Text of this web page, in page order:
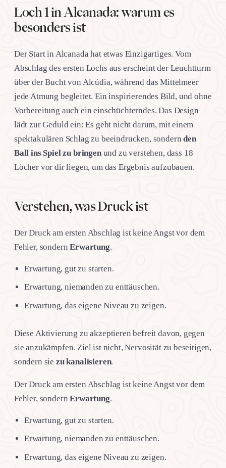
Loch 1 in Alcanada: warum es
besonders ist
Der Start in Alcanada hat etwas Einzigartiges. Vom
Abschlag des ersten Lochs aus erscheint der Leuchtturm
über der Bucht von Alcúdia, während das Mittelmeer
jede Atmung begleitet. Ein inspirierendes Bild, und ohne
Vorbereitung auch ein einschüchterndes. Das Design
lädt zur Geduld ein: Es geht nicht darum, mit einem
spektakulären Schlag zu beeindrucken, sondernden
Ball ins Spiel zu bringenund zu verstehen, dass 18
Löcher vor dir liegen, um das Ergebnis aufzubauen.
Verstehen, was Druck ist
Der Druck am ersten Abschlag ist keine Angst vor dem
Fehler, sondernErwartung.
Erwartung, gut zu starten.
Erwartung, niemanden zu enttäuschen.
Erwartung, das eigene Niveau zu zeigen.
Diese Aktivierung zu akzeptieren befreit davon, gegen
sie anzukämpfen. Ziel ist nicht, Nervosität zu beseitigen,
sondern sie zu kanalisieren.
Der Druck am ersten Abschlag ist keine Angst vor dem
Fehler, sondernErwartung.
Erwartung, gut zu starten.
Erwartung, niemanden zu enttäuschen.
Erwartung, das eigene Niveau zu zeigen.